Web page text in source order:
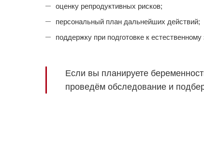
оценку репродуктивных рисков;
персональный план дальнейших действий;
поддержку при подготовке к
Если вы планируете
проведём обследование и